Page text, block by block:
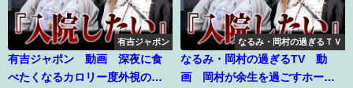
有吉ジャポン
有吉ジャポン 動画 深夜に食
べたくなるカロリー度外視の背
なるみ・岡村の過ぎるＴＶ
なるみ・岡村の過ぎるTV 動
画 岡村が余生を過ごすホーム